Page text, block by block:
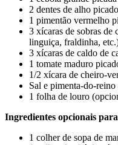
2 dentes de alho
1 pimentão vermelho
3 xícaras de sobras de
linguiça, fraldinha,
3 xícaras de caldo de
1 tomate maduro
1/2 xícara de cheiro-
Sal e pimenta-do-reino
1 folha de louro
Ingredientes opcionais
1 colher de sopa de